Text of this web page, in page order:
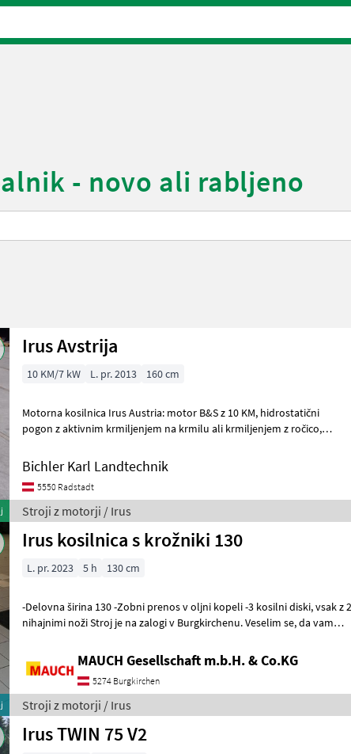
- novo ali rabljeno
Irus Avstrija
10 KM/7 kW L. pr. 2013 160 cm
Motorna kosilnica Irus Austria: motor B&S z 10 KM, hidrostatični
pogon z aktivnim krmiljenjem na krmilu ali krmiljenjem z ročico,
Bichler Karl Landtechnik
5550 Radstadt
Stroji z motorji / Irus
Irus kosilnica s krožniki 130
L. pr. 2023 5 h 130 cm
-Delovna širina 130 -Zobni prenos v oljni kopeli -3 kosilni diski, vsak z 2
nihajnimi noži Stroj je na zalogi v Burgkirchenu. Veselim se, da vam
MAUCH Gesellschaft m.b.H. & Co.KG
5274 Burgkirchen
Stroji z motorji / Irus
Irus TWIN 75 V2